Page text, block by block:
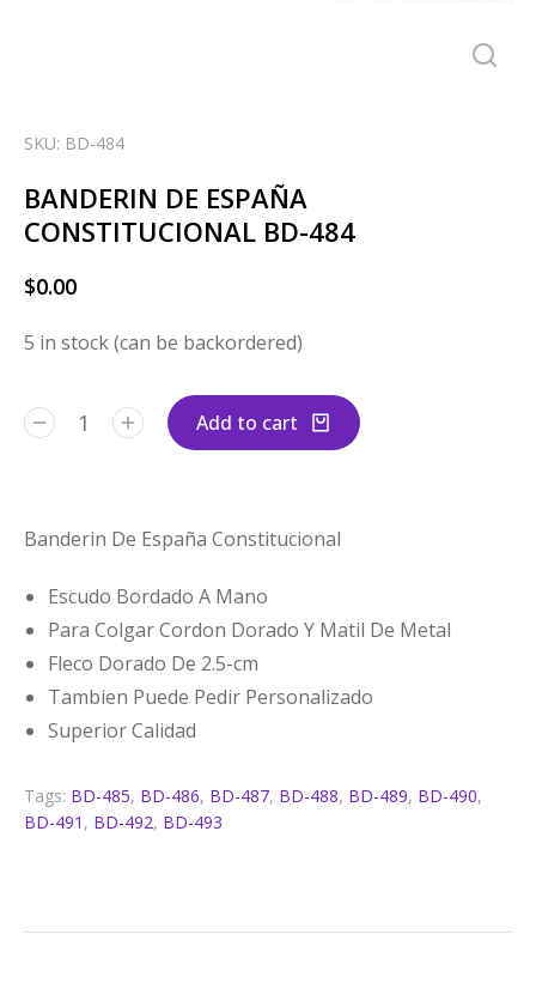
SKU: BD-484
BANDERIN DE ESPAÑA
CONSTITUCIONAL BD-484
$0.00
5 in stock (can be backordered)
Add to cart
Banderin De España Constitucional
Escudo Bordado A Mano
Para Colgar Cordon Dorado Y Matil De Metal
Fleco Dorado De 2.5-cm
Tambien Puede Pedir Personalizado
Superior Calidad
Tags: BD-485, BD-486, BD-487, BD-488, BD-489, BD-490,
BD-491 , BD-492, BD-493